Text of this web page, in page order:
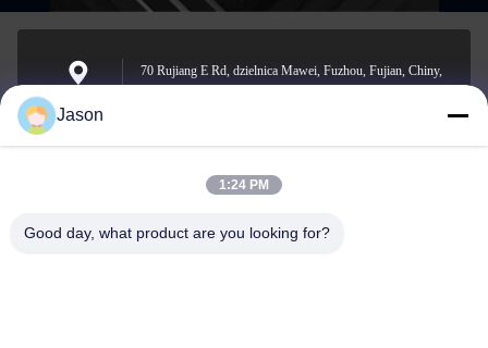
70 Rujiang E Rd, dzielnica Mawei, Fuzhou, Fujian, Chiny,
Wiadomość
elektroniczna
Jason
1:24 PM
Good day, what product are you looking for?